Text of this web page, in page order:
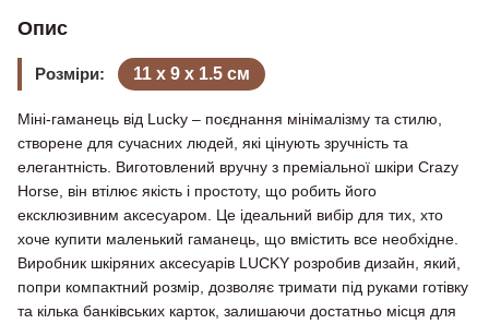
Опис
Розміри: 11 х 9 х 1.5 см
Міні-гаманець від Lucky – поєднання мінімалізму та стилю,
створене для сучасних людей, які цінують зручність та
елегантність. Виготовлений вручну з преміальної шкіри Crazy
Horse, він втілює якість і простоту, що робить його
ексклюзивним аксесуаром. Це ідеальний вибір для тих, хто
хоче купити маленький гаманець, що вмістить все необхідне.
Виробник шкіряних аксесуарів LUCKY розробив дизайн, який,
попри компактний розмір, дозволяє тримати під руками готівку
та кілька банківських карток, залишаючи достатньо місця для